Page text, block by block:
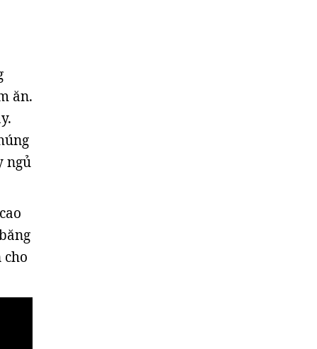
ăn.
ngủ